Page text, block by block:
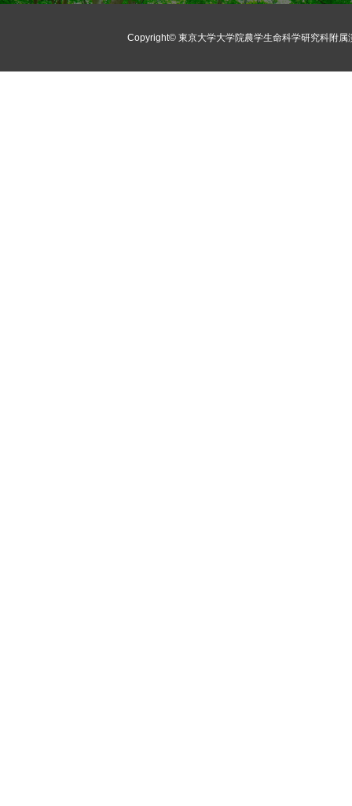
Copyright© 東京大学大学院農学生命科学研究科附属